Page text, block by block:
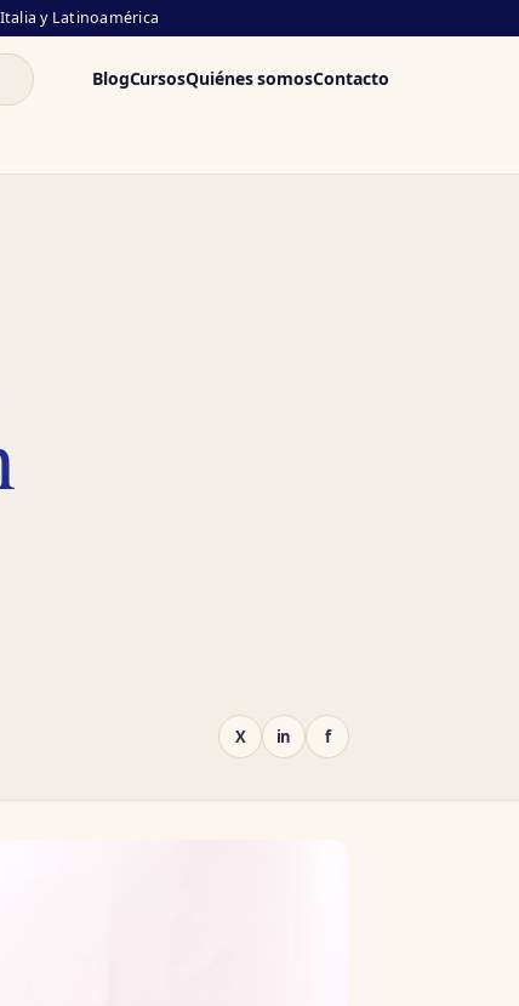
y Latinoamérica
BlogCursosQuiénes somosContacto
X in f